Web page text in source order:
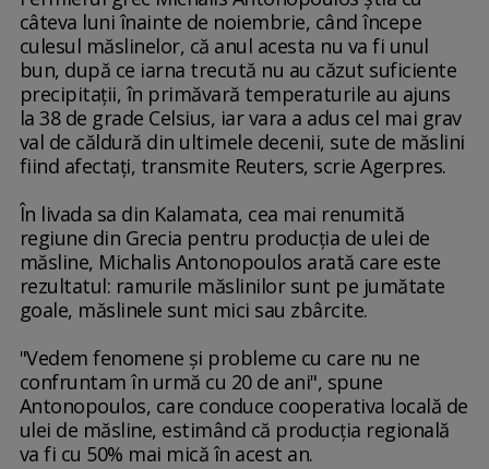
câteva luni înainte de noiembrie, când începe
culesul măslinelor, că anul acesta nu va fi unul
bun, după ce iarna trecută nu au căzut suficiente
precipitaţii, în primăvară temperaturile au ajuns
la 38 de grade Celsius, iar vara a adus cel mai grav
val de căldură din ultimele decenii, sute de măslini
fiind afectaţi, transmite Reuters, scrie Agerpres.
În livada sa din Kalamata, cea mai renumită
regiune din Grecia pentru producţia de ulei de
măsline, Michalis Antonopoulos arată care este
rezultatul: ramurile măslinilor sunt pe jumătate
goale, măslinele sunt mici sau zbârcite.
"Vedem fenomene şi probleme cu care nu ne
confruntam în urmă cu 20 de ani", spune
Antonopoulos, care conduce cooperativa locală de
ulei de măsline, estimând că producţia regională
va fi cu 50% mai mică în acest an.